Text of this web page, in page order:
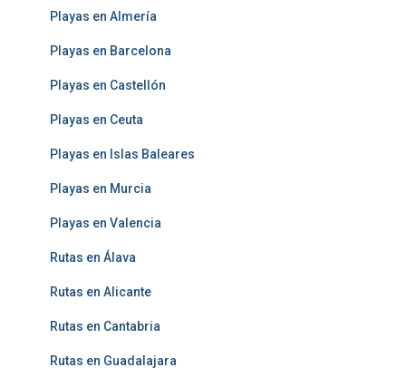
Playas en Almería
Playas en Barcelona
Playas en Castellón
Playas en Ceuta
Playas en Islas Baleares
Playas en Murcia
Playas en Valencia
Rutas en Álava
Rutas en Alicante
Rutas en Cantabria
Rutas en Guadalajara